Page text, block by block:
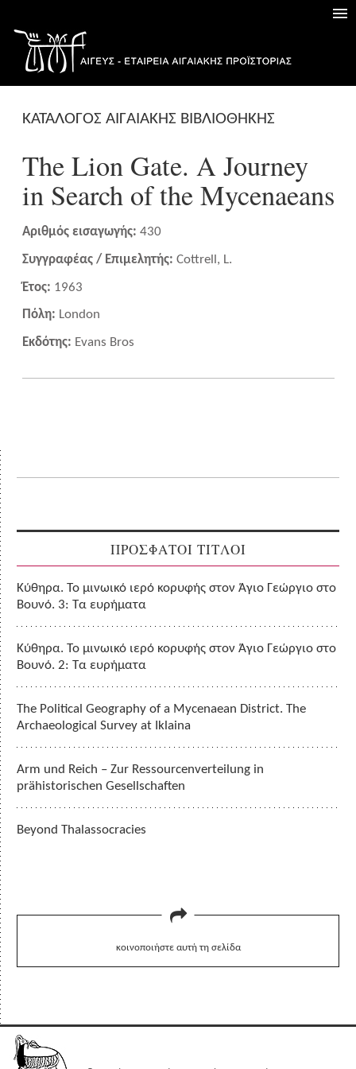
ΚΑΤΑΛΟΓΟΣ ΑΙΓΑΙΑΚΗΣ ΒΙΒΛΙΟΘΗΚΗΣ
The Lion Gate. A Journey
in Search of the Mycenaeans
Αριθμός εισαγωγής: 430
Συγγραφέας / Επιμελητής: Cottrell, L.
Έτος: 1963
Πόλη: London
Εκδότης: Evans Bros
ΠΡΟΣΦΑΤΟΙ ΤΙΤΛΟΙ
Κύθηρα. Το μινωικό ιερό κορυφής στον Άγιο Γεώργιο στο
Βουνό. 3: Τα ευρήματα
Κύθηρα. Το μινωικό ιερό κορυφής στον Άγιο Γεώργιο στο
Βουνό. 2: Τα ευρήματα
The Political Geography of a Mycenaean District. The
Archaeological Survey at Iklaina
Arm und Reich – Zur Ressourcenverteilung in
prähistorischen Gesellschaften
Beyond Thalassocracies
κοινοποιήστε αυτή τη σελίδα